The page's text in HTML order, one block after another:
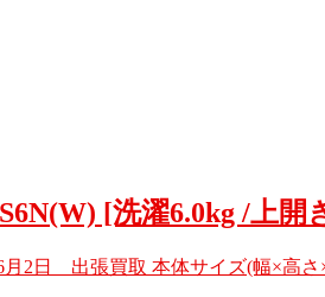
[洗濯6.0kg /上
2日 出張買取 本体サイズ(幅×高さ